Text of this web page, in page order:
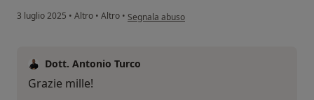
3 luglio 2025 • Altro • Altro • secondo l'opinione dell'utente A A
Segnala abuso
Dott. Antonio Turco
Grazie mille!